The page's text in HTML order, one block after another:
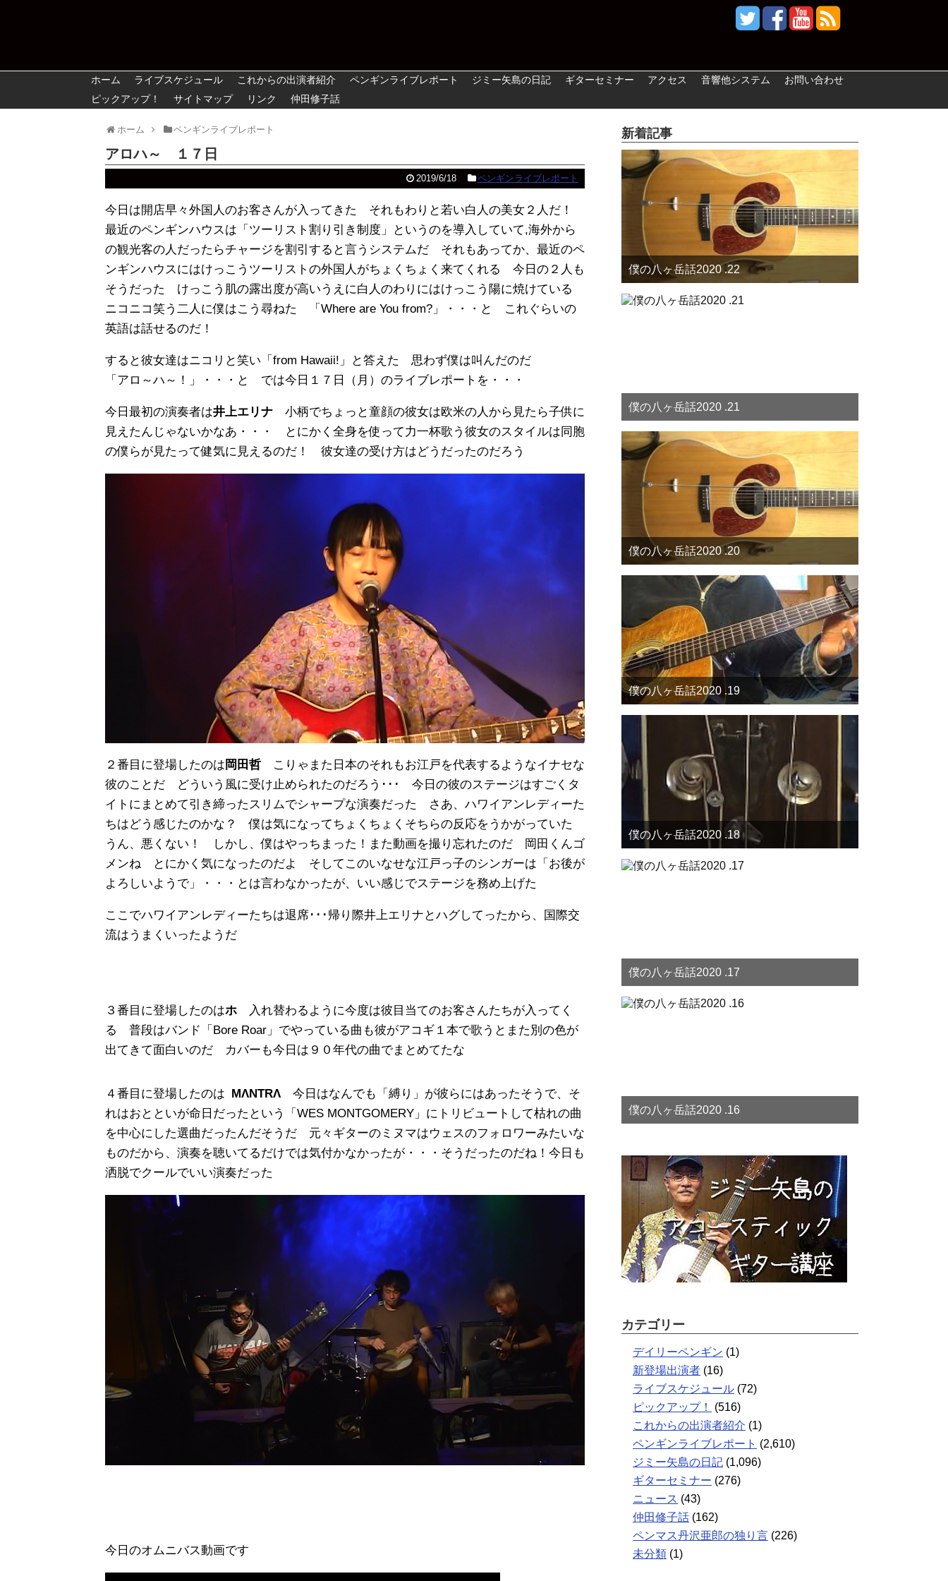
ホーム ライブスケジュール これからの出演者紹介 ペンギンライブレポート ジミー矢島の日記 ギターセミナー アクセス 音響他システム
お問い合わせ
ピックアップ！
サイトマップ リンク 仲田修子話
ホーム ペンギンライブレポート
アロハ～ １７日
2019/6/18 ペンギンライブレポート
今日は開店早々外国人のお客さんが入ってきた それもわりと若い白人の美女２人だ！
最近のペンギンハウスは「ツーリスト割り引き制度」というのを導入していて,海外から
の観光客の人だったらチャージを割引すると言うシステムだ それもあってか、最近のペ
ンギンハウスにはけっこうツーリストの外国人がちょくちょく来てくれる 今日の２人も
そうだった けっこう肌の露出度が高いうえに白人のわりにはけっこう陽に焼けている
ニコニコ笑う二人に僕はこう尋ねた 「Where are You from?」・・・と これぐらいの
英語は話せるのだ！
すると彼女達はニコリと笑い「from Hawaii!」と答えた 思わず僕は叫んだのだ
「アロ～ハ～！」・・・と では今日１７日（月）のライブレポートを・・・
今日最初の演奏者は井上エリナ 小柄でちょっと童顔の彼女は欧米の人から見たら子供に
見えたんじゃないかなあ・・・ とにかく全身を使って力一杯歌う彼女のスタイルは同胞
の僕らが見たって健気に見えるのだ！ 彼女達の受け方はどうだったのだろう
２番目に登場したのは 岡田哲
こりゃまた日本のそれもお江戸を代表するようなイナセな
彼のことだ どういう風に受け止められたのだろう･･･ 今日の彼のステージはすごくタ
イトにまとめて引き締ったスリムでシャープな演奏だった さあ、ハワイアンレディーた
ちはどう感じたのかな？ 僕は気になってちょくちょくそちらの反応をうかがっていた
うん、悪くない！ しかし、僕はやっちまった！また動画を撮り忘れたのだ 岡田くんゴ
メンね とにかく気になったのだよ そしてこのいなせな江戸っ子のシンガーは「お後が
よろしいようで」・・・とは言わなかったが、いい感じでステージを務め上げた
ここでハワイアンレディーたちは退席･･･帰り際井上エリナとハグしてったから、国際交
流はうまくいったようだ
３番目に登場したのはホ
入れ替わるように今度は彼目当てのお客さんたちが入ってく
る 普段はバンド「Bore Roar」でやっている曲も彼がアコギ１本で歌うとまた別の色が
出てきて面白いのだ カバーも今日は９０年代の曲でまとめてたな
４番目に登場したのは MΛNTRΛ 今日はなんでも「縛り」が彼らにはあったそうで、そ
れはおとといが命日だったという「WES MONTGOMERY」にトリビュートして枯れの曲
を中心にした選曲だったんだそうだ 元々ギターのミヌマはウェスのフォロワーみたいな
ものだから、演奏を聴いてるだけでは気付かなかったが・・・そうだったのだね！今日も
洒脱でクールでいい演奏だった
今日のオムニバス動画です
新着記事
僕の八ヶ岳話2020 .22
僕の八ヶ岳話2020 .21
僕の八ヶ岳話2020 .20
僕の八ヶ岳話2020 .19
僕の八ヶ岳話2020 .18
僕の八ヶ岳話2020 .17
僕の八ヶ岳話2020 .16
カテゴリー
デイリーペンギン (1)
新登場出演者 (16)
ライブスケジュール (72)
ピックアップ！
(516)
これからの出演者紹介 (1)
ペンギンライブレポート (2,610)
ジミー矢島の日記 (1,096)
ギターセミナー (276)
ニュース (43)
仲田修子話 (162)
ペンマス丹沢亜郎の独り言 (226)
未分類 (1)